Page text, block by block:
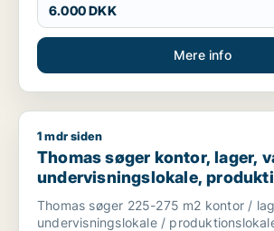
6.000 DKK
Mere info
Thomas søger kontor, lager,
1 mdr siden
Thomas søger kontor, lager,
undervisningslokale,
eller garage til leje i Holte,
Allerød m.fl.
Thomas søger 225-275 m2 kontor /
undervisningslokale /